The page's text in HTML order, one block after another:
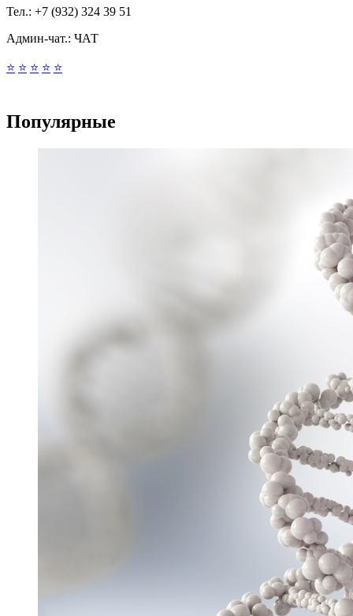
Тел.: +7 (932) 324 39 51
Админ-чат.: ЧАТ
⭐ ⭐ ⭐ ⭐ ⭐
Популярные